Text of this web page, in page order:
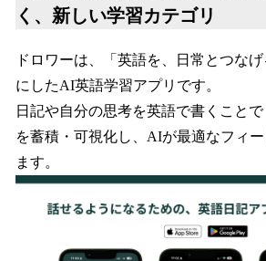
く、新しい学習カテゴリ
ドロワーは、「英語を、日常とつな
にしたAI英語学習アプリです。
日記や自分の思考を英語で書くこと
を蓄積・可視化し、AIが最適なフィ
ます。